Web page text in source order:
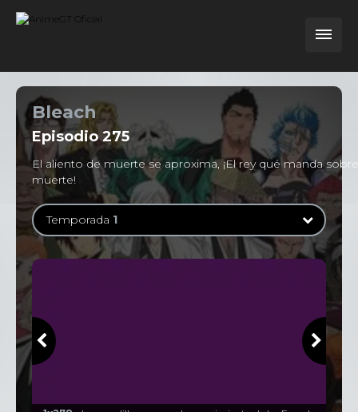
Bleach
Episodio275
El aliento de muerte se aproxima, ¡El rey qué manda
muerte!
Temporada 1
13 Episodios